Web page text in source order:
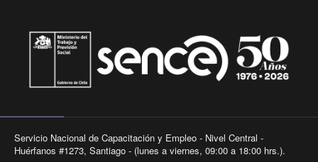
Servicio Nacional de Capacitación y Empleo - Nivel Central -
Huérfanos #1273, Santiago - (lunes a viernes, 09:00 a 18:00 hrs.).